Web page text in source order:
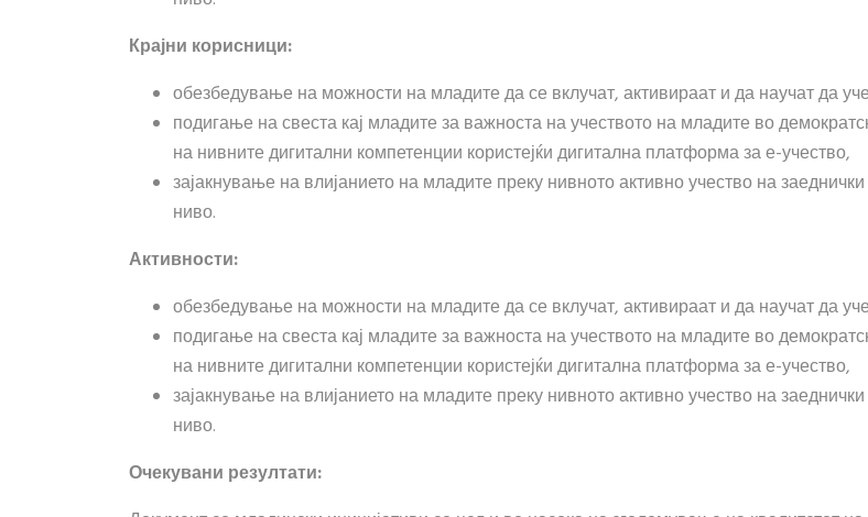
Крајни корисници:
обезбедување на можности на младите да се вклучат, активираат и да научат да
подигање на свеста кај младите за важноста на учеството на младите во
на нивните дигитални компетенции користејќи дигитална платформа за е-учество,
зајакнување на влијанието на младите преку нивното активно учество на
ниво.
Активности:
обезбедување на можности на младите да се вклучат, активираат и да научат да
подигање на свеста кај младите за важноста на учеството на младите во
на нивните дигитални компетенции користејќи дигитална платформа за е-учество,
зајакнување на влијанието на младите преку нивното активно учество на
ниво.
Очекувани резултати: